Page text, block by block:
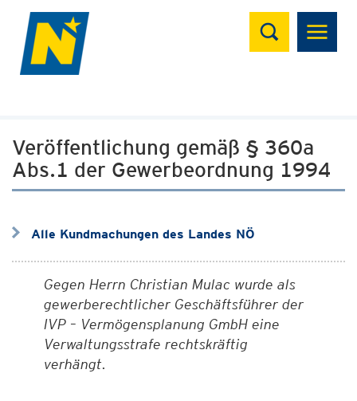
Suchen
Veröffentlichung gemäß § 360a
Abs.1 der Gewerbeordnung 1994
Alle Kundmachungen des Landes NÖ
Gegen Herrn Christian Mulac wurde als
gewerberechtlicher Geschäftsführer der
IVP – Vermögensplanung GmbH eine
Verwaltungsstrafe rechtskräftig
verhängt.